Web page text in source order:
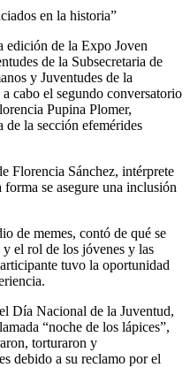
en la historia”
edición de la Expo Joven
de la Subsecretaria de
y Juventudes de la
cabo el segundo conversatorio
Pupina Plomer,
de la sección efemérides
Florencia Sánchez, intérprete
forma se asegure una inclusión
de memes, contó de qué se
el rol de los jóvenes y las
tuvo la oportunidad
Día Nacional de la Juventud,
“noche de los lápices”,
torturaron y
debido a su reclamo por el